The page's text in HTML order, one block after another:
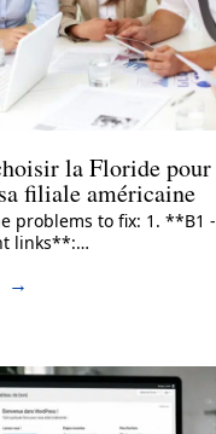
la Floride pour
filiale américaine
problems to fix: 1. **B1 -
links**:…